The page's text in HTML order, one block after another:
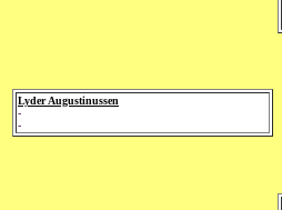
Lyder Augustinussen
-
-